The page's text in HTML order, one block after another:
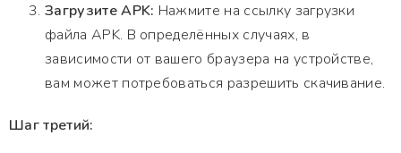
Загрузите APK: Нажмите на ссылку загрузки
файла APK. В определённых случаях, в
зависимости от вашего браузера на устройстве,
вам может потребоваться разрешить скачивание.
Шаг третий: